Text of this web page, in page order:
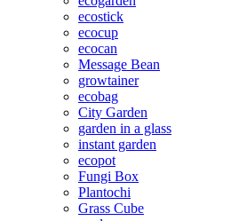
ecostick
ecocup
ecocan
Message Bean
growtainer
ecobag
City Garden
garden in a glass
instant garden
ecopot
Fungi Box
Plantochi
Grass Cube